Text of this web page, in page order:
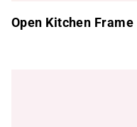
Open Kitchen